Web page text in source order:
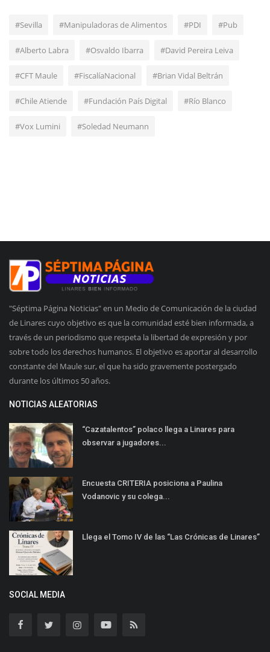
#Sevilla #Manipuladoras de Alimentos #PDI #Pub
#Alberto Labra #Osvaldo Ibarra #David Pereira Leiva
#CFT Maule #FiscalíaNacional #Brian Vidal Beltrán
#Chile Atiende #Fundación País Digital #Río Blanco
#Vox Lumini #Soledad Neumann
"Séptima Página Noticias" en un Medio de Comunicación de la ciudad
de Linares cuyo objetivo es que la comunidad esté bien informada, a
través de un periodismo que respeta la libertad de expresión y por
sobre todo los derechos humanos. El objetivo es aportar al desarrollo
constante del Maule sur, el que ha sido gravemente postergado
durante los últimos 50 años.
NOTICIAS ALEATORIAS
“Cazatalentos” polaco llega a Linares para
observar a jugadores...
Encuesta CRITERIA posiciona a Paulina
Vodanovic y su colega...
Llega el Tomo IV de las “Las Crónicas de Linares”
SOCIAL MEDIA